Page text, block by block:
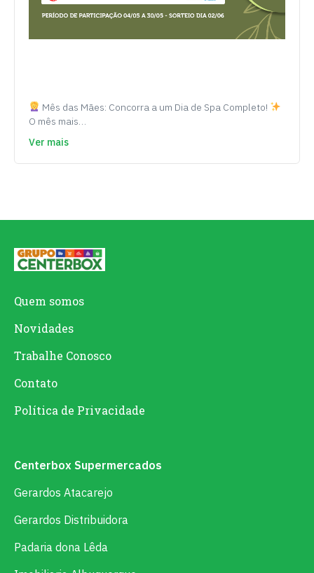
Mês das Mães: Concorra a um Dia de Spa Completo!
O mês mais…
Ver mais
Quem somos
Novidades
Trabalhe Conosco
Contato
Política de Privacidade
Centerbox Supermercados
Gerardos Atacarejo
Gerardos Distribuidora
Padaria dona Lêda